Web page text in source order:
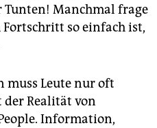
Manchmal frage
so einfach ist,
muss Leute nur oft
Realität von
Information,